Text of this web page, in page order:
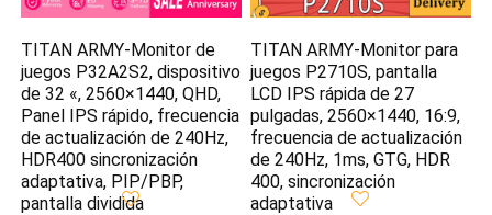
TITAN ARMY-Monitor de
juegos P32A2S2, dispositivo
de 32 «, 2560×1440, QHD,
Panel IPS rápido, frecuencia
de actualización de 240Hz,
HDR400 sincronización
adaptativa, PIP/PBP,
pantalla dividida
TITAN ARMY-Monitor para
juegos P2710S, pantalla
LCD IPS rápida de 27
pulgadas, 2560×1440, 16:9,
frecuencia de actualización
de 240Hz, 1ms, GTG, HDR
400, sincronización
adaptativa